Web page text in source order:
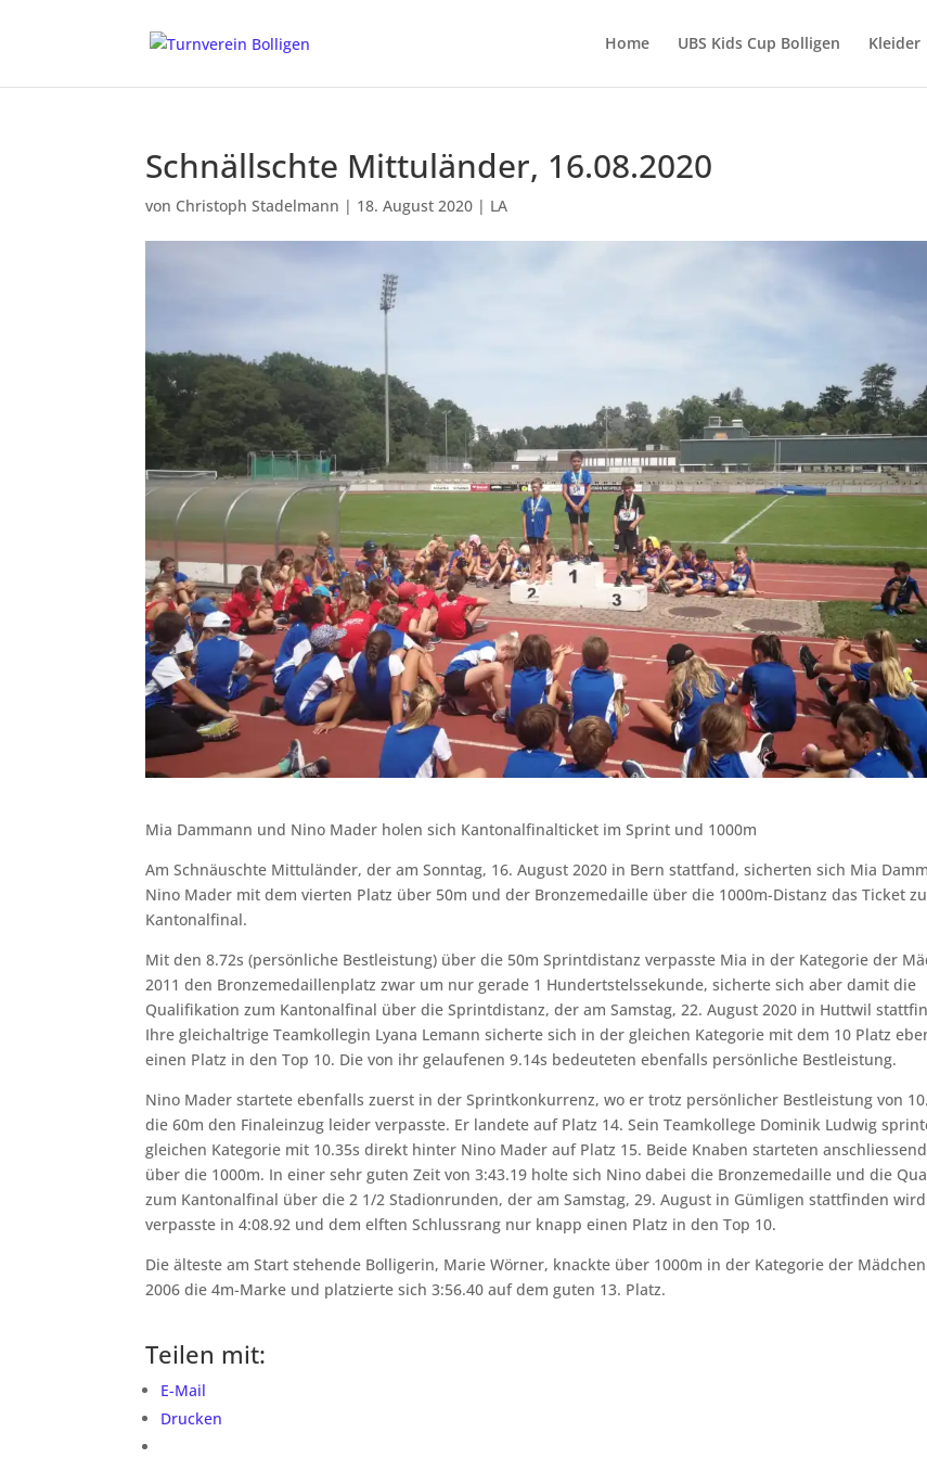
Home UBS Kids Cup Bolligen Kleider
Schnällschte Mittuländer, 16.08.2020
von Christoph Stadelmann | 18. August 2020 | LA
Mia Dammann und Nino Mader holen sich Kantonalfinalticket im Sprint und 1000m
Am Schnäuschte Mittuländer, der am Sonntag, 16. August 2020 in Bern stattfand, sicherten sich Mia
Nino Mader mit dem vierten Platz über 50m und der Bronzemedaille über die 1000m-Distanz das Ticket
Kantonalfinal.
Mit den 8.72s (persönliche Bestleistung) über die 50m Sprintdistanz verpasste Mia in der Kategorie der
2011 den Bronzemedaillenplatz zwar um nur gerade 1 Hundertstelssekunde, sicherte sich aber damit die
Qualifikation zum Kantonalfinal über die Sprintdistanz, der am Samstag, 22. August 2020 in Huttwil
Ihre gleichaltrige Teamkollegin Lyana Lemann sicherte sich in der gleichen Kategorie mit dem 10 Platz
einen Platz in den Top 10. Die von ihr gelaufenen 9.14s bedeuteten ebenfalls persönliche Bestleistung.
Nino Mader startete ebenfalls zuerst in der Sprintkonkurrenz, wo er trotz persönlicher Bestleistung von
die 60m den Finaleinzug leider verpasste. Er landete auf Platz 14. Sein Teamkollege Dominik Ludwig
gleichen Kategorie mit 10.35s direkt hinter Nino Mader auf Platz 15. Beide Knaben starteten
über die 1000m. In einer sehr guten Zeit von 3:43.19 holte sich Nino dabei die Bronzemedaille und die
zum Kantonalfinal über die 2 1/2 Stadionrunden, der am Samstag, 29. August in Gümligen stattfinden
verpasste in 4:08.92 und dem elften Schlussrang nur knapp einen Platz in den Top 10.
Die älteste am Start stehende Bolligerin, Marie Wörner, knackte über 1000m in der Kategorie der Mädchen
2006 die 4m-Marke und platzierte sich 3:56.40 auf dem guten 13. Platz.
Teilen mit:
E-Mail
Drucken